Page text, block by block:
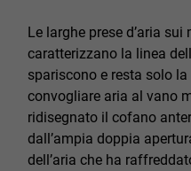
Le larghe prese d’aria
caratterizzano la linea
spariscono e resta solo
convogliare aria al vano
ridisegnato il cofano
dall’ampia doppia
dell’aria che ha